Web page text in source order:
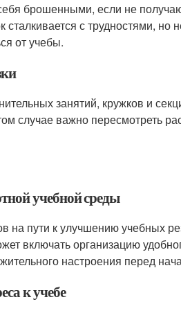
брошенными, если не
сталкивается с трудностями,
от учебы.
занятий, кружков и
случае важно пересмотреть
учебной среды
пути к улучшению учебных
включать организацию
настроения перед
к учебе